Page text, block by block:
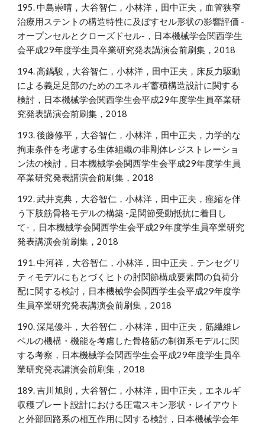
195. 中島崇晴，大谷智仁，小林洋，田中正夫，血管狭窄
治療用ステントの構造特性に及ぼすセル形状の影響評価 -
オープンセルとクローズドセル-，日本機械学会関西学生
会平成29年度学生員卒業研究発表講演会前刷集，2018
194. 高鍋駿，大谷智仁，小林洋，田中正夫，床反力駆動
による義足足部のためのエネルギ蓄積構造設計に関する
検討，日本機械学会関西学生会平成29年度学生員卒業研
究発表講演会前刷集，2018
193. 後藤修平，大谷智仁，小林洋，田中正夫，力学的な
拘束条件を考慮する生体組織の非剛体レジストレーショ
ン法の検討，日本機械学会関西学生会平成29年度学生員
卒業研究発表講演会前刷集，2018
192. 武井克典，大谷智仁，小林洋，田中正夫，痙縮を伴
う下肢筋骨格モデルの構築 -足関節受動抵抗に着目し
て-，日本機械学会関西学生会平成29年度学生員卒業研究
発表講演会前刷集，2018
191. 中河祥，大谷智仁，小林洋，田中正夫，テンセグリ
ティモデルにもとづくヒトの肘関節構成要素間の負荷分
配に関する検討，日本機械学会関西学生会平成29年度学
生員卒業研究発表講演会前刷集，2018
190. 深尾優斗，大谷智仁，小林洋，田中正夫，筋繊維レ
ベルの機構・機能を考慮した骨格筋の制御系モデルに関
する考察，日本機械学会関西学生会平成29年度学生員卒
業研究発表講演会前刷集，2018
189. 吉川旭則，大谷智仁，小林洋，田中正夫，エネルギ
収穫プレート設計における圧電スキン形状・レイアウト
と外部回路系の相互作用に関する検討，日本機械学会年